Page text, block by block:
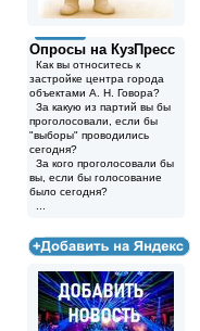
Опросы на КузПресс
Как вы относитесь к
застройке центра города
объектами А. Н. Говора?
За какую из партий вы бы
проголосовали, если бы
"выборы" проводились
сегодня?
За кого проголосовали бы
вы, если бы голосование
было сегодня?